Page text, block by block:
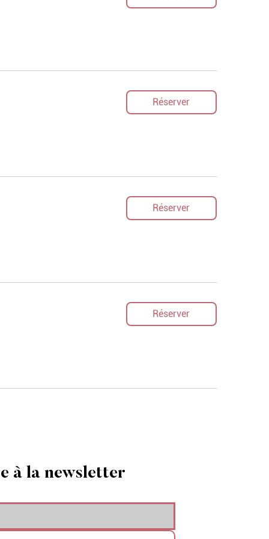
Réserver
Réserver
Réserver
à la newsletter